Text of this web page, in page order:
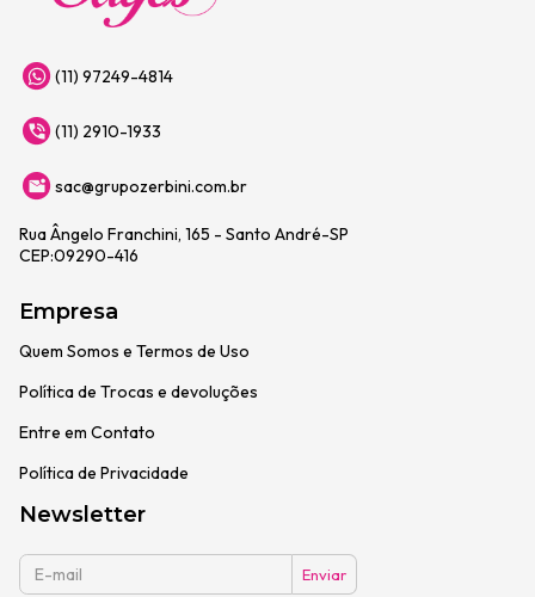
(11) 97249-4814
(11) 2910-1933
sac@grupozerbini.com.br
Rua Ângelo Franchini, 165 - Santo André-SP
CEP:09290-416
Empresa
Quem Somos e Termos de Uso
Política de Trocas e devoluções
Entre em Contato
Política de Privacidade
Newsletter